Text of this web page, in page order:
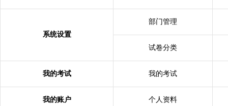
系统设置
部门管理
试卷分类
我的考试 我的考试
我的账户 个人资料